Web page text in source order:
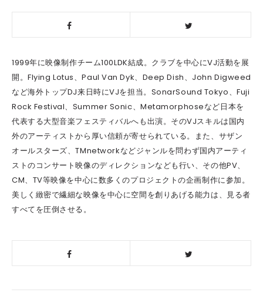
1999年に映像制作チーム100LDK結成。クラブを中心にVJ活動を展
開。Flying Lotus、Paul Van Dyk、Deep Dish、John Digweed
など海外トップDJ来日時にVJを担当。SonarSound Tokyo、Fuji
Rock Festival、Summer Sonic、Metamorphoseなど日本を
代表する大型音楽フェスティバルへも出演。そのVJスキルは国内
外のアーティストから厚い信頼が寄せられている。また、サザン
オールスターズ、TMnetworkなどジャンルを問わず国内アーティ
ストのコンサート映像のディレクションなども行い、その他PV、
CM、TV等映像を中心に数多くのプロジェクトの企画制作に参加。
美しく緻密で繊細な映像を中心に空間を創りあげる能力は、見る者
すべてを圧倒させる。